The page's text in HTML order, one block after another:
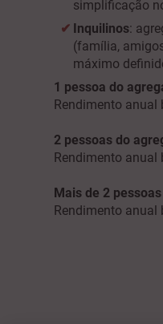
simplificação
Inquilinos: agr
(família,
máximo
1 pessoa do
Rendimento anual
2 pessoas do
Rendimento anual
Mais de 2
Rendimento anual